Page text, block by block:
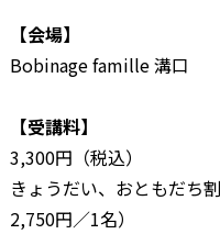
【会場】
Bobinage famille 溝口
【受講料】
3,300円（税込）
きょうだい、おともだち
2,750円／1名）